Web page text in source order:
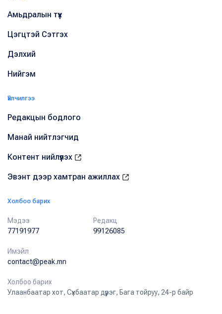
Амьдралын түүх
Цэгцтэй Сэтгэх
Дэлхий
Нийгэм
Үйлчилгээ
Редакцын бодлого
Манай нийтлэгчид
Контент нийлүүлэх
Эвэнт дээр хамтран ажиллах
Холбоо барих
Мэдээ
77191977
Редакц
99126085
Имэйл
contact@peak.mn
Холбоо барих
Улаанбаатар хот, Сүхбаатар дүүрэг, Бага тойруу, 24-р байр